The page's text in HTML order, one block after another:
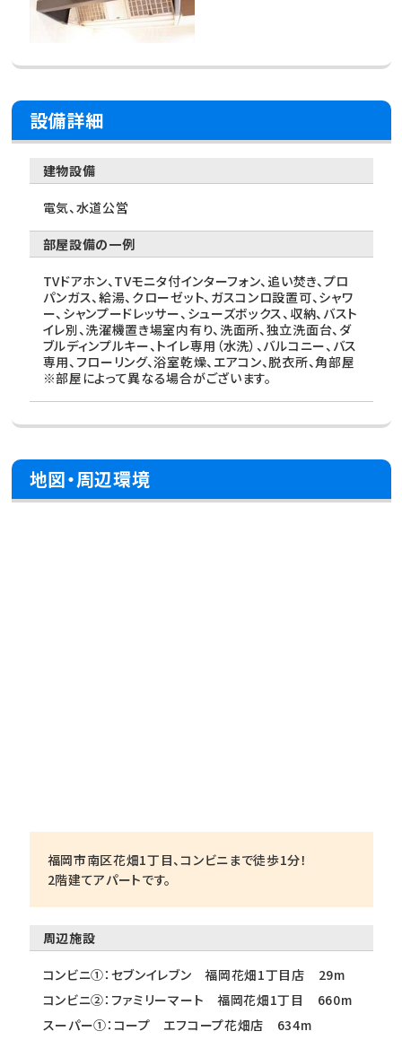
設備詳細
建物設備
電気、水道公営
部屋設備の一例
TVドアホン、TVモニタ付インターフォン、追い焚き、プロ
パンガス、給湯、クローゼット、ガスコンロ設置可、シャワ
ー、シャンプードレッサー、シューズボックス、収納、バスト
イレ別、洗濯機置き場室内有り、洗面所、独立洗面台、ダ
ブルディンプルキー、トイレ専用（水洗）、バルコニー、バス
専用、フローリング、浴室乾燥、エアコン、脱衣所、角部屋
※部屋によって異なる場合がございます。
地図・周辺環境
福岡市南区花畑1丁目、コンビニまで徒歩1分！
2階建てアパートです。
周辺施設
コンビニ①：セブンイレブン 福岡花畑1丁目店 29m
コンビニ②：ファミリーマート 福岡花畑1丁目 660m
スーパー①：コープ エフコープ花畑店 634m